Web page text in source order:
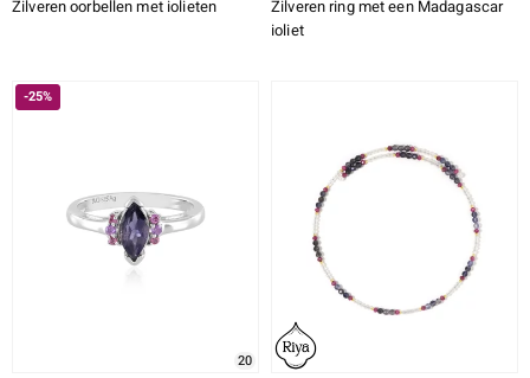
Zilveren oorbellen met iolieten
Zilveren ring met een Madagascar
ioliet
-25%
20